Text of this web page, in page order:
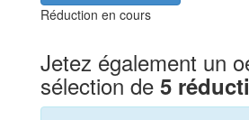
Réduction en cours
Jetez également un
sélection de 5